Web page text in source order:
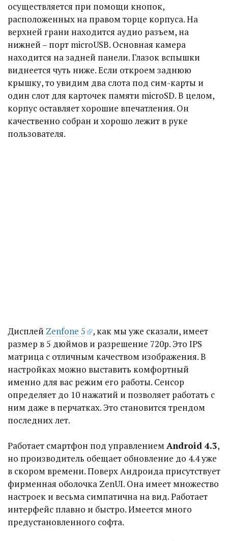
осуществляется при помощи кнопок,
расположенных на правом торце корпуса. На
верхней грани находится аудио разъем, на
нижней – порт microUSB. Основная камера
находится на задней панели. Глазок вспышки
виднеется чуть ниже. Если откроем заднюю
крышку, то увидим два слота под сим-карты и
один слот для карточек памяти microSD. В целом,
корпус оставляет хорошие впечатления. Он
качественно собран и хорошо лежит в руке
пользователя.
Дисплей Zenfone 5
, как мы уже сказали, имеет
размер в 5 дюймов и разрешение 720р. Это IPS
матрица с отличным качеством изображения. В
настройках можно выставить комфортный
именно для вас режим его работы. Сенсор
определяет до 10 нажатий и позволяет работать с
ним даже в перчатках. Это становится трендом
последних лет.
Работает смартфон под управлениемAndroid 4.3,
но производитель обещает обновление до 4.4 уже
в скором времени. Поверх Андроида присутствует
фирменная оболочка ZenUI. Она имеет множество
настроек и весьма симпатична на вид. Работает
интерфейс плавно и быстро. Имеется много
предустановленного софта.